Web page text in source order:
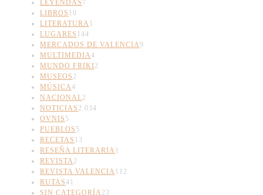
LEYENDAS 7
LIBROS 10
LITERATURA1
LUGARES 144
MERCADOS DE VALENCIA9
MULTIMEDIA4
MUNDO FRIKI2
MUSEOS 2
MÚSICA4
NACIONAL2
NOTICIAS 2.034
OVNIS 5
PUEBLOS 5
RECETAS 13
RESEÑA LITERARIA1
REVISTA2
REVISTA VALENCIA112
RUTAS41
SIN CATEGORÍA23